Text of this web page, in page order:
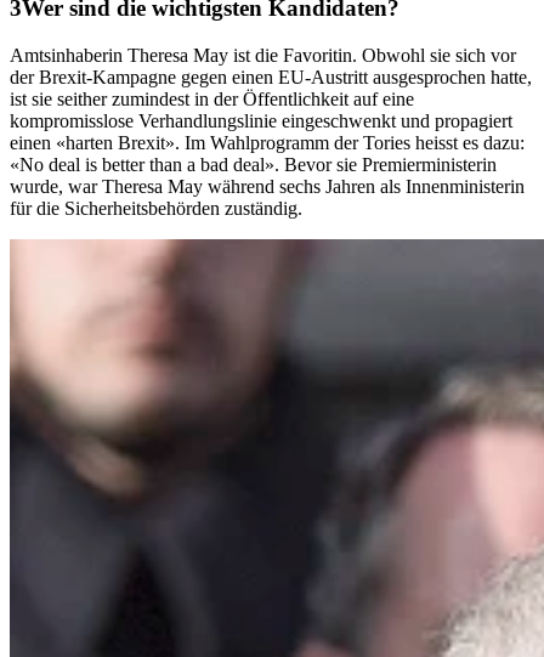
Wer sind die wichtigsten Kandidaten?
Amtsinhaberin Theresa May ist die Favoritin. Obwohl sie sich vor
der Brexit-Kampagne gegen einen EU-Austritt ausgesprochen hatte,
ist sie seither zumindest in der Öffentlichkeit auf eine
kompromisslose Verhandlungslinie eingeschwenkt und propagiert
einen «harten Brexit». Im Wahlprogramm der Tories heisst es dazu:
«No deal is better than a bad deal». Bevor sie Premierministerin
wurde, war Theresa May während sechs Jahren als Innenministerin
für die Sicherheitsbehörden zuständig.